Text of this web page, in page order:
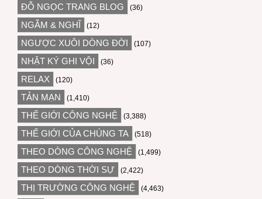
ĐỖ NGỌC TRANG BLOG (36)
NGẪM & NGHĨ (12)
NGƯỢC XUÔI DÒNG ĐỜI (107)
NHẬT KÝ GHI VỘI (36)
RELAX (120)
TẢN MẠN (1,410)
THẾ GIỚI CÔNG NGHỆ (3,388)
THẾ GIỚI CỦA CHÚNG TA (518)
THEO DÒNG CÔNG NGHỆ (1,499)
THEO DÒNG THỜI SỰ (2,422)
THỊ TRƯỜNG CÔNG NGHỆ (4,463)